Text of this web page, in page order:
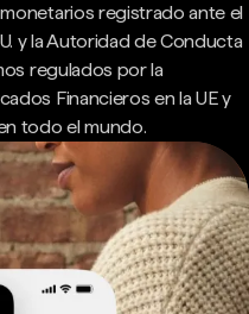
registrado ante el
y la Autoridad de Conducta
regulados por la
Financieros en la UE y
todo el mundo.